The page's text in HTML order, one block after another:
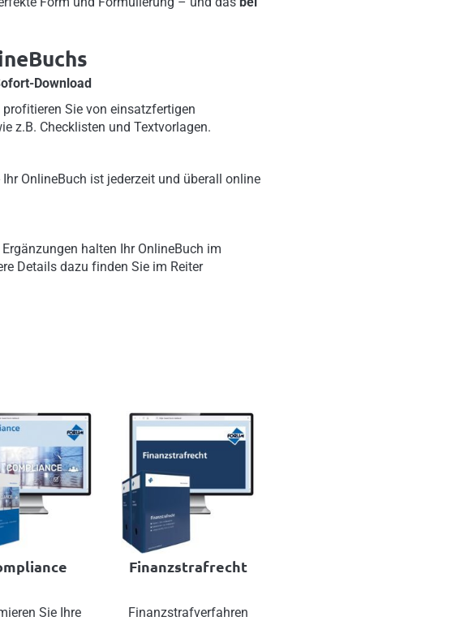
Download
Sie von einsatzfertigen
z.B. Checklisten und Textvorlagen.
OnlineBuch ist jederzeit und überall online
halten Ihr OnlineBuch im
Details dazu finden Sie im Reiter
Sie Ihre
Finanzstrafrecht
Finanzstrafverfahren